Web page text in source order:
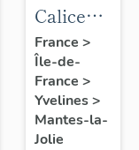
Calice
n°2 et sa
patène
France >
Île-de-
France >
Yvelines>
Mantes-la-
Jolie